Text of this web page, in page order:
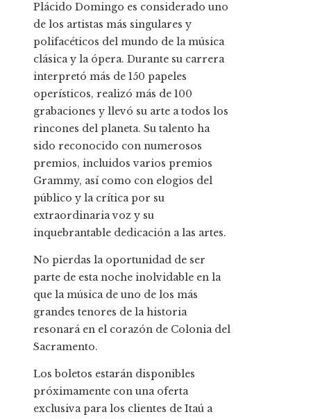
Plácido Domingo es considerado uno
de los artistas más singulares y
polifacéticos del mundo de la música
clásica y la ópera. Durante su carrera
interpretó más de 150 papeles
operísticos, realizó más de 100
grabaciones y llevó su arte a todos los
rincones del planeta. Su talento ha
sido reconocido con numerosos
premios, incluidos varios premios
Grammy, así como con elogios del
público y la crítica por su
extraordinaria voz y su
inquebrantable dedicación a las artes.
No pierdas la oportunidad de ser
parte de esta noche inolvidable en la
que la música de uno de los más
grandes tenores de la historia
resonará en el corazón de Colonia del
Sacramento.
Los boletos estarán disponibles
próximamente con una oferta
exclusiva para los clientes de Itaú a